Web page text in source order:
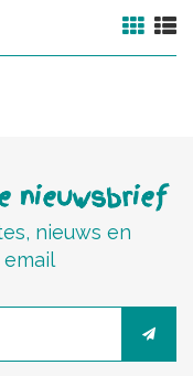
nieuwsbrief
nieuws en